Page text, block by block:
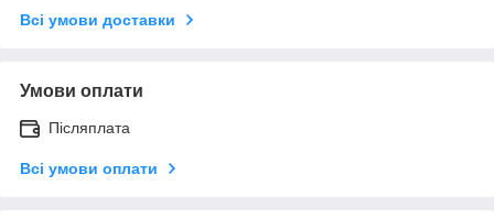
Всі умови доставки
Умови оплати
Післяплата
Всі умови оплати